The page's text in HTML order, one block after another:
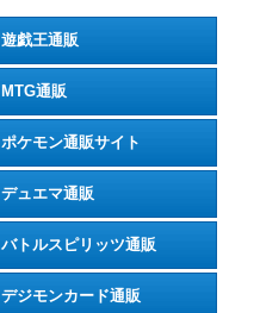
遊戯王通販
MTG通販
ポケモン通販サイト
デュエマ通販
バトルスピリッツ通販
デジモンカード通販